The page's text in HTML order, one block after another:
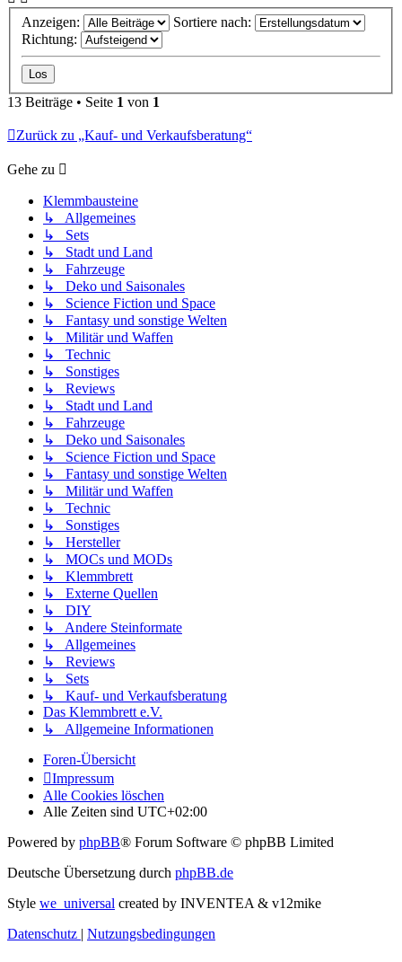
Anzeigen:
Sortiere nach:
Richtung:
13 Beiträge • Seite 1 von 1
Zurück zu „Kauf- und Verkaufsberatung“
Gehe zu
Klemmbausteine
↳ Allgemeines
↳ Sets
↳ Stadt und Land
↳ Fahrzeuge
↳ Deko und Saisonales
↳ Science Fiction und Space
↳ Fantasy und sonstige Welten
↳ Militär und Waffen
↳ Technic
↳ Sonstiges
↳ Reviews
↳ Stadt und Land
↳ Fahrzeuge
↳ Deko und Saisonales
↳ Science Fiction und Space
↳ Fantasy und sonstige Welten
↳ Militär und Waffen
↳ Technic
↳ Sonstiges
↳ Hersteller
↳ MOCs und MODs
↳ Klemmbrett
↳ Externe Quellen
↳ DIY
↳ Andere Steinformate
↳ Allgemeines
↳ Reviews
↳ Sets
↳ Kauf- und Verkaufsberatung
Das Klemmbrett e.V.
↳ Allgemeine Informationen
Foren-Übersicht
Impressum
Alle Cookies löschen
Alle Zeiten sind UTC+02:00
Powered by phpBB® Forum Software © phpBB Limited
Deutsche Übersetzung durch phpBB.de
Style we_universal created by INVENTEA & v12mike
Datenschutz | Nutzungsbedingungen